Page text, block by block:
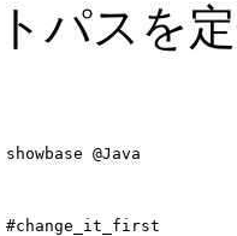
パスを
@Java